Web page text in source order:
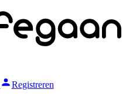
Registreren